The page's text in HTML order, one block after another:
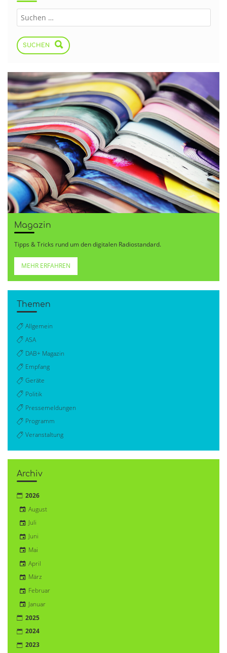
SUCHEN
Magazin
Tipps & Tricks rund um den digitalen Radiostandard.
MEHR ERFAHREN
Themen
Allgemein
ASA
DAB+ Magazin
Empfang
Geräte
Politik
Pressemeldungen
Programm
Veranstaltung
Archiv
2026
August
Juli
Juni
Mai
April
März
Februar
Januar
2025
2024
2023